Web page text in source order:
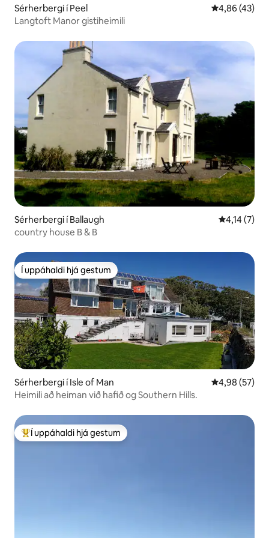
Sérherbergi í Peel 4,86 af 5 í
4,86 (43)
Langtoft Manor gistiheimili
Sérherbergi í Ballaugh 4,14 af 5 í
4,14 (7)
country house B & B
Í uppáhaldi hjá gestum
Í uppáhaldi hjá gestum
Sérherbergi í Isle of Man 4,98 af 5 í
4,98 (57)
Heimili að heiman við hafið og Southern Hills.
Í mestu uppáhaldi hjá gestum
Í uppáhaldi hjá gestum